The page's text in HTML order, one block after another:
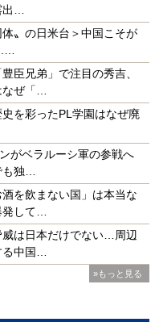
…
体〟の日米台＞中国こそが
臣兄弟」で注目の秀吉、
ぜ「…
を彩ったPL学園はなぜ廃
がベラルーシ軍の参戦へ
独…
酒を飲まない国」は本当な
して…
威は日本だけでない…周辺
中国…
»もっと見る